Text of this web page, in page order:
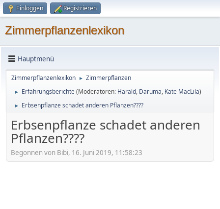
Einloggen Registrieren
Zimmerpflanzenlexikon
Hauptmenü
Zimmerpflanzenlexikon ► Zimmerpflanzen
► Erfahrungsberichte(Moderatoren: Harald, Daruma, Kate MacLila)
► Erbsenpflanze schadet anderen Pflanzen????
Erbsenpflanze schadet anderen
Pflanzen????
Begonnen von Bibi, 16. Juni 2019, 11:58:23